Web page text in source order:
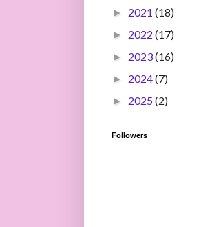
► 2021 (18)
► 2022 (17)
► 2023(16)
► 2024(7)
► 2025(2)
Followers